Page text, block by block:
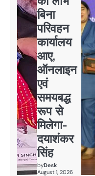
बिना
परिवहन
कार्यालय
आए,
ऑनलाइन
एवं
समयबद्ध
रूप से
मिलेगा-
दयाशंकर
सिंह
byDesk
August 1, 2026